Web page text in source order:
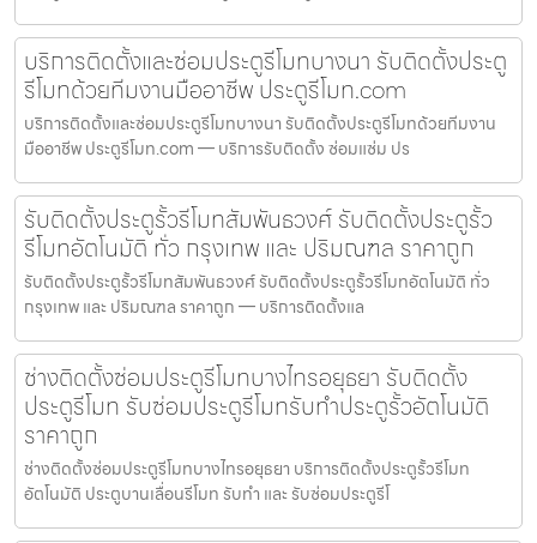
บริการติดตั้งและซ่อมประตูรีโมทบางนา รับติดตั้งประตู
รีโมทด้วยทีมงานมืออาชีพ ประตูรีโมท.com
บริการติดตั้งและซ่อมประตูรีโมทบางนา รับติดตั้งประตูรีโมทด้วยทีมงาน
มืออาชีพ ประตูรีโมท.com — บริการรับติดตั้ง ซ่อมแซ่ม ปร
รับติดตั้งประตูรั้วรีโมทสัมพันธวงศ์ รับติดตั้งประตูรั้ว
รีโมทอัตโนมัติ ทั่ว กรุงเทพ และ ปริมณฑล ราคาถูก
รับติดตั้งประตูรั้วรีโมทสัมพันธวงศ์ รับติดตั้งประตูรั้วรีโมทอัตโนมัติ ทั่ว
กรุงเทพ และ ปริมณฑล ราคาถูก — บริการติดตั้งแล
ช่างติดตั้งซ่อมประตูรีโมทบางไทรอยุธยา รับติดตั้ง
ประตูรีโมท รับซ่อมประตูรีโมทรับทำประตูรั้วอัตโนมัติ
ราคาถูก
ช่างติดตั้งซ่อมประตูรีโมทบางไทรอยุธยา บริการติดตั้งประตูรั้วรีโมท
อัตโนมัติ ประตูบานเลื่อนรีโมท รับทำ และ รับซ่อมประตูรีโ